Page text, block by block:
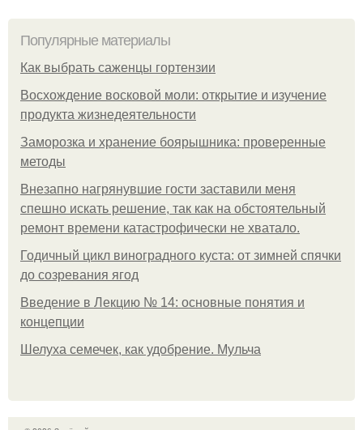
Популярные материалы
Как выбрать саженцы гортензии
Восхождение восковой моли: открытие и изучение
продукта жизнедеятельности
Заморозка и хранение боярышника: проверенные
методы
Внезапно нагрянувшие гости заставили меня
спешно искать решение, так как на обстоятельный
ремонт времени катастрофически не хватало.
Годичный цикл виноградного куста: от зимней спячки
до созревания ягод
Введение в Лекцию № 14: основные понятия и
концепции
Шелуха семечек, как удобрение. Мульча